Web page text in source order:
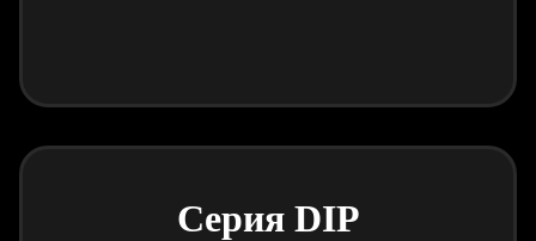
Серия DIP